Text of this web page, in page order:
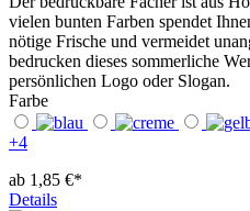
vielen bunten Farben spendet
nötige Frische und vermeidet
bedrucken dieses sommerliche
persönlichen Logo oder Slogan.
Farbe
+4
ab 1,85 €*
Details